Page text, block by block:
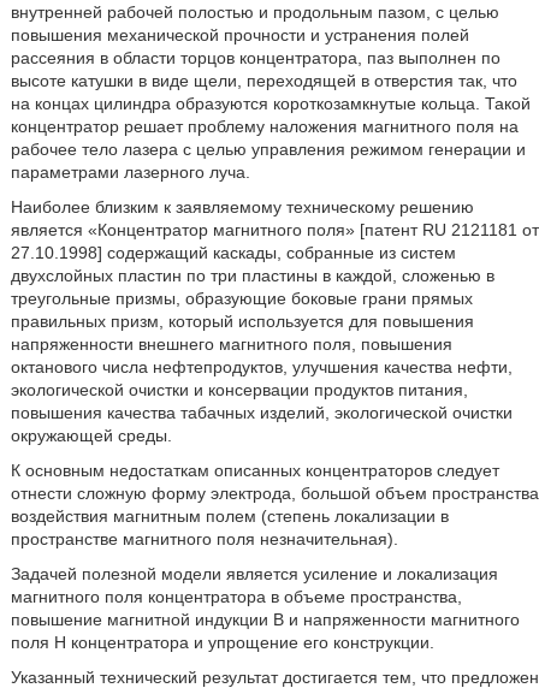
внутренней рабочей полостью и продольным пазом, с целью
повышения механической прочности и устранения полей
рассеяния в области торцов концентратора, паз выполнен по
высоте катушки в виде щели, переходящей в отверстия так, что
на концах цилиндра образуются короткозамкнутые кольца. Такой
концентратор решает проблему наложения магнитного поля на
рабочее тело лазера с целью управления режимом генерации и
параметрами лазерного луча.
Наиболее близким к заявляемому техническому решению
является «Концентратор магнитного поля» [патент RU 2121181 от
27.10.1998] содержащий каскады, собранные из систем
двухслойных пластин по три пластины в каждой, сложенью в
треугольные призмы, образующие боковые грани прямых
правильных призм, который используется для повышения
напряженности внешнего магнитного поля, повышения
октанового числа нефтепродуктов, улучшения качества нефти,
экологической очистки и консервации продуктов питания,
повышения качества табачных изделий, экологической очистки
окружающей среды.
К основным недостаткам описанных концентраторов следует
отнести сложную форму электрода, большой объем пространства
воздействия магнитным полем (степень локализации в
пространстве магнитного поля незначительная).
Задачей полезной модели является усиление и локализация
магнитного поля концентратора в объеме пространства,
повышение магнитной индукции B и напряженности магнитного
поля H концентратора и упрощение его конструкции.
Указанный технический результат достигается тем, что предложен